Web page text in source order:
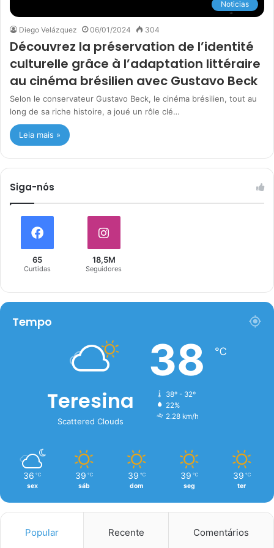
Noticias
Diego Velázquez 06/01/2024 304
Découvrez la préservation de l’identité
culturelle grâce à l’adaptation littéraire
au cinéma brésilien avec Gustavo Beck
Selon le conservateur Gustavo Beck, le cinéma brésilien, tout au
long de sa riche histoire, a joué un rôle clé…
Leia mais »
Siga-nós
65
Curtidas
18,5M
Seguidores
Tempo
Teresina
Scattered Clouds
38 ℃
38º - 32º
22%
2.28 km/h
36 ℃
sex
39 ℃
sáb
39 ℃
dom
39 ℃
seg
39 ℃
ter
Popular Recente Comentários